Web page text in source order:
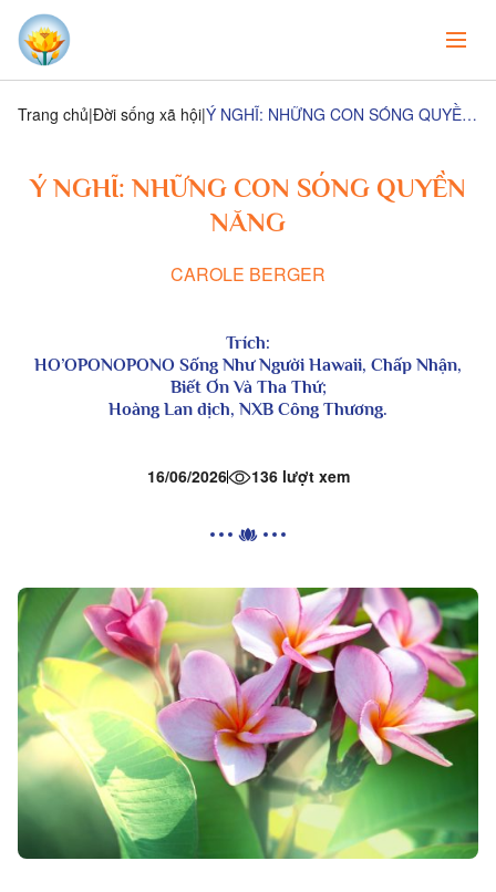
Trang chủ Đời sống xã hội Ý NGHĨ: NHỮNG CON SÓNG QUYỀN NĂNG
Ý NGHĨ: NHỮNG CON SÓNG QUYỀN
NĂNG
CAROLE BERGER
Trích:
HO’OPONOPONO Sống Như Người Hawaii, Chấp Nhận,
Biết Ơn Và Tha Thứ;
Hoàng Lan dịch, NXB Công Thương.
16/06/2026 136 lượt xem